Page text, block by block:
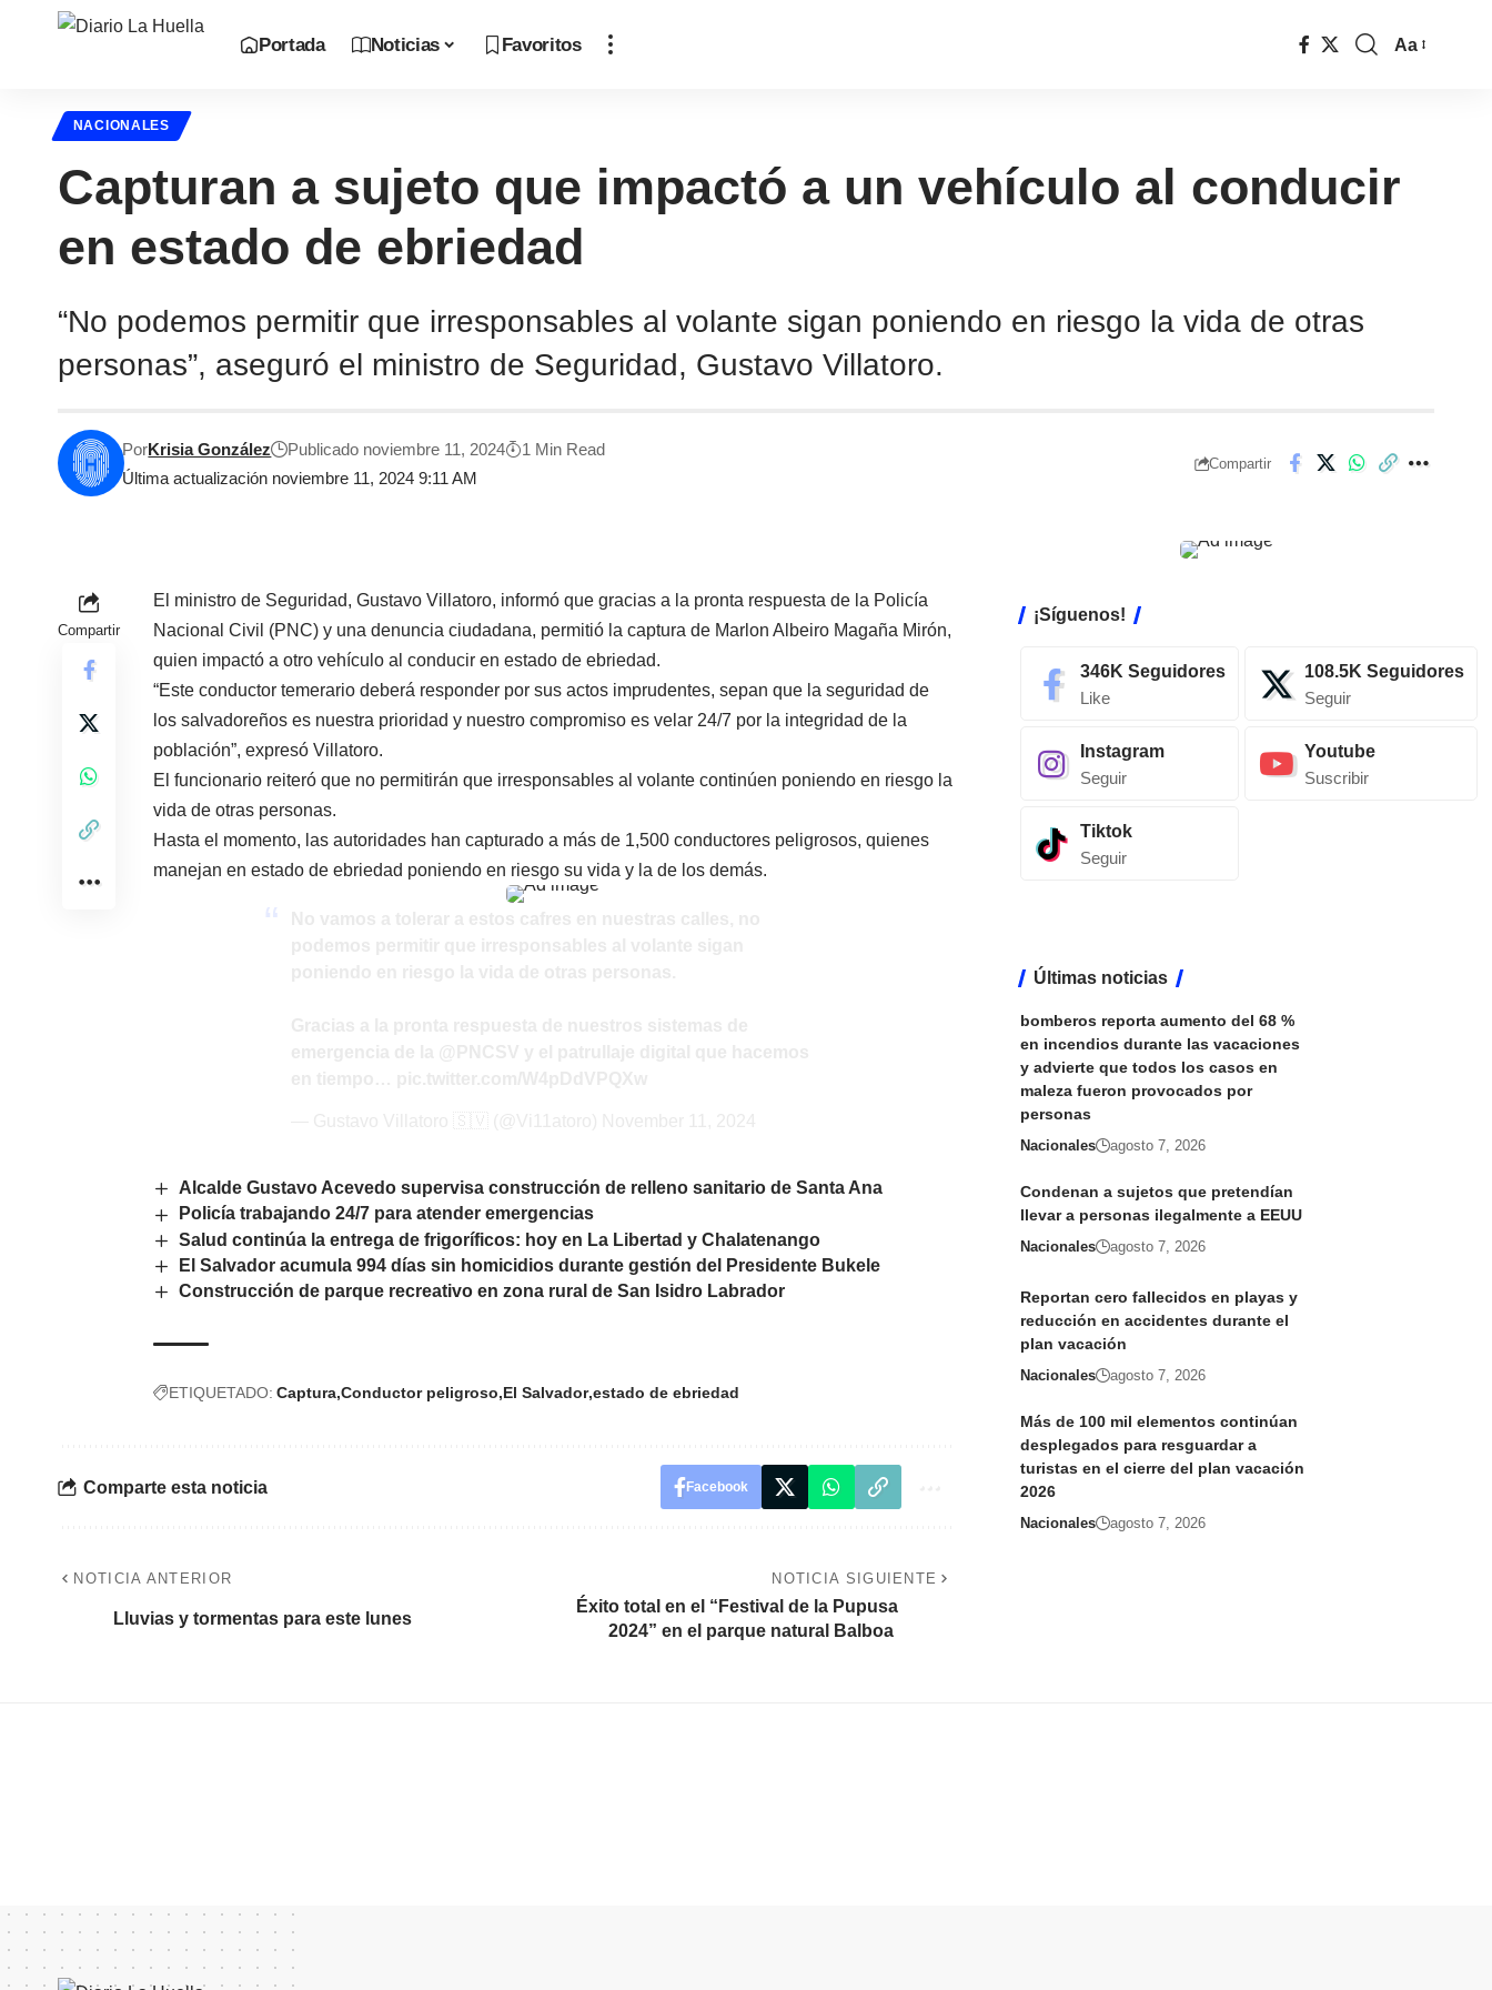
Portada Noticias Favoritos Aa
NACIONALES
Capturan a sujeto que impactó a un vehículo al conducir
en estado de ebriedad
“No podemos permitir que irresponsables al volante sigan poniendo en riesgo la vida de otras
personas”, aseguró el ministro de Seguridad, Gustavo Villatoro.
Última actualización noviembre 11, 2024 9:11 AM
PorKrisia González Publicado noviembre 11, 2024 1 Min Read
Compartir
Compartir
El ministro de Seguridad, Gustavo Villatoro, informó que gracias a la pronta respuesta de la Policía
Nacional Civil (PNC) y una denuncia ciudadana, permitió la captura de Marlon Albeiro Magaña Mirón,
quien impactó a otro vehículo al conducir en estado de ebriedad.
“Este conductor temerario deberá responder por sus actos imprudentes, sepan que la seguridad de
los salvadoreños es nuestra prioridad y nuestro compromiso es velar 24/7 por la integridad de la
población”, expresó Villatoro.
El funcionario reiteró que no permitirán que irresponsables al volante continúen poniendo en riesgo la
vida de otras personas.
Hasta el momento, las autoridades han capturado a más de 1,500 conductores peligrosos, quienes
manejan en estado de ebriedad poniendo en riesgo su vida y la de los demás.
Alcalde Gustavo Acevedo supervisa construcción de relleno sanitario de Santa Ana
Policía trabajando 24/7 para atender emergencias
Salud continúa la entrega de frigoríficos: hoy en La Libertad y Chalatenango
El Salvador acumula 994 días sin homicidios durante gestión del Presidente Bukele
Construcción de parque recreativo en zona rural de San Isidro Labrador
ETIQUETADO: Captura Conductor peligroso El Salvador estado de ebriedad
Comparte esta noticia Facebook
NOTICIA ANTERIOR
Lluvias y tormentas para este lunes
NOTICIA SIGUIENTE
Éxito total en el “Festival de la Pupusa
2024” en el parque natural Balboa
¡Síguenos!
346K Seguidores
Like
108.5K Seguidores
Seguir
Instagram
Seguir
Youtube
Suscribir
Tiktok
Seguir
Últimas noticias
bomberos reporta aumento del 68 %
en incendios durante las vacaciones
y advierte que todos los casos en
maleza fueron provocados por
personas
Nacionales agosto 7, 2026
Condenan a sujetos que pretendían
llevar a personas ilegalmente a EEUU
Nacionales agosto 7, 2026
Reportan cero fallecidos en playas y
reducción en accidentes durante el
plan vacación
Nacionales agosto 7, 2026
Más de 100 mil elementos continúan
desplegados para resguardar a
turistas en el cierre del plan vacación
2026
Nacionales agosto 7, 2026